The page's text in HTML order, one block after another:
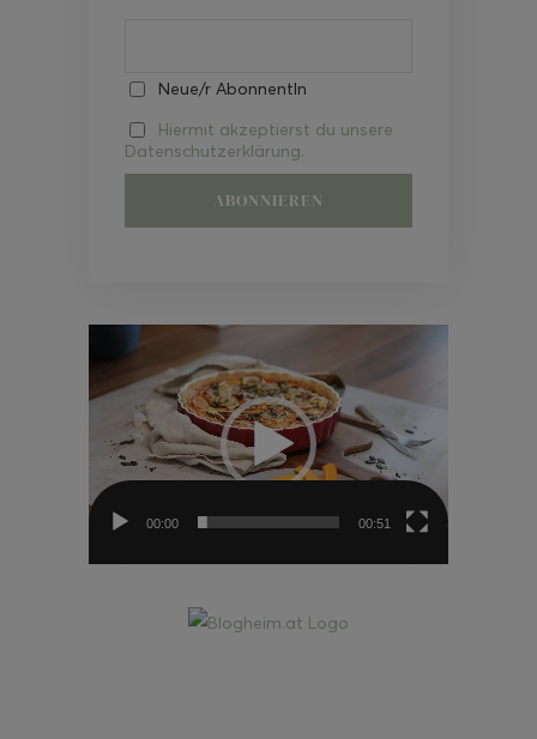
Neue/r AbonnentIn
Hiermit akzeptierst du unsere
Datenschutzerklärung.
Video-
00:00 00:51